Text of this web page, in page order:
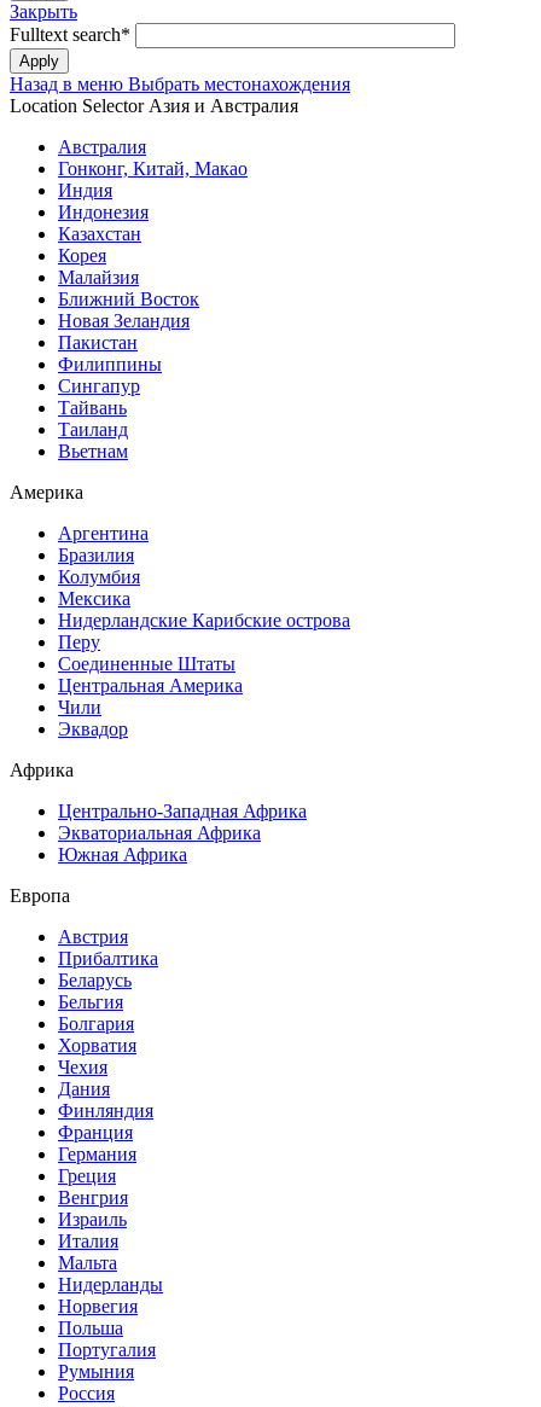
Закрыть
Fulltext search*
Назад в меню Выбрать местонахождения
Location Selector Азия и Австралия
Австралия
Гонконг, Китай, Макао
Индия
Индонезия
Казахстан
Корея
Малайзия
Ближний Восток
Новая Зеландия
Пакистан
Филиппины
Сингапур
Тайвань
Таиланд
Вьетнам
Америка
Аргентина
Бразилия
Колумбия
Мексика
Нидерландские Карибские острова
Перу
Соединенные Штаты
Центральная Америка
Чили
Эквадор
Африка
Центрально-Западная Африка
Экваториальная Африка
Южная Африка
Европа
Австрия
Прибалтика
Беларусь
Бельгия
Болгария
Хорватия
Чехия
Дания
Финляндия
Франция
Германия
Греция
Венгрия
Израиль
Италия
Мальта
Нидерланды
Норвегия
Польша
Португалия
Румыния
Россия